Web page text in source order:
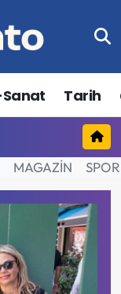
Tarih
MAGAZİN SPOR